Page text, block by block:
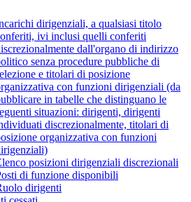
dirigenziali, a qualsiasi titolo
ivi inclusi quelli conferiti
dall'organo di indirizzo
senza procedure pubbliche di
e titolari di posizione
con funzioni dirigenziali (da
in tabelle che distinguano le
situazioni: dirigenti, dirigenti
discrezionalmente, titolari di
organizzativa con funzioni
posizioni dirigenziali discrezionali
di funzione disponibili
dirigenti